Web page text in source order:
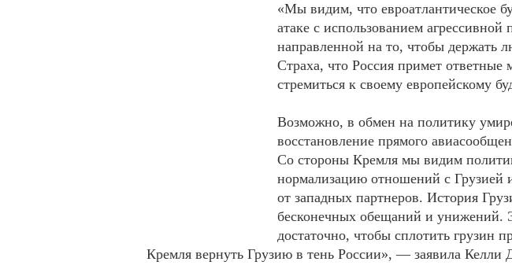
«Мы видим, что евроатлантическое
атаке с использованием
направленной на то, чтобы держать
Страха, что Россия примет ответные
стремиться к своему европейскому
Возможно, в обмен на политику
восстановление прямого
Со стороны Кремля мы видим
нормализацию отношений с Грузией
от западных партнеров. История
бесконечных обещаний и унижений.
достаточно, чтобы сплотить грузин
Кремля вернуть Грузию в тень России», — заявила Келли